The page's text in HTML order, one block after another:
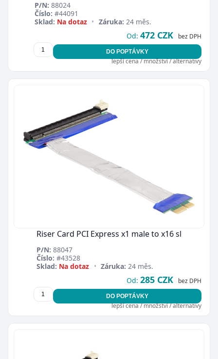
P/N: 88024
Číslo: #44091
Sklad: Na dotaz • Záruka: 24 měs.
Od: 472 CZK bez DPH
DO POPTÁVKY
lepší cena / množství / alternativy
Riser Card PCI Express x1 male to x16 sl
P/N: 88047
Číslo: #43528
Sklad: Na dotaz • Záruka: 24 měs.
Od: 285 CZK bez DPH
DO POPTÁVKY
lepší cena / množství / alternativy